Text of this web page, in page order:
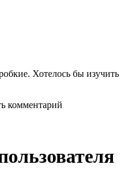
Хотелось бы изучить
комментарий